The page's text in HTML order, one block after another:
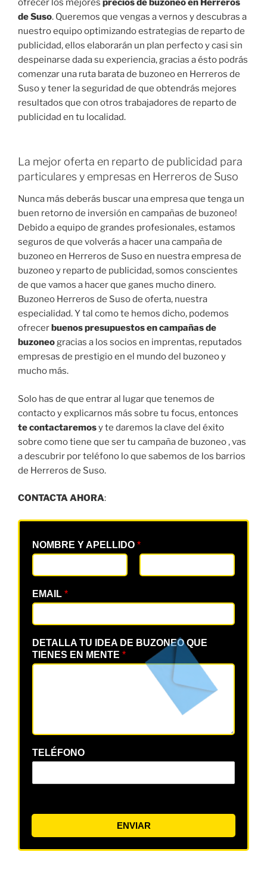
ofrecer los mejores precios de buzoneo en Herreros
de Suso. Queremos que vengas a vernos y descubras a
nuestro equipo optimizando estrategias de reparto de
publicidad, ellos elaborarán un plan perfecto y casi sin
despeinarse dada su experiencia, gracias a ésto podrás
comenzar una ruta barata de buzoneo en Herreros de
Suso y tener la seguridad de que obtendrás mejores
resultados que con otros trabajadores de reparto de
publicidad en tu localidad.
La mejor oferta en reparto de publicidad para
particulares y empresas en Herreros de Suso
Nunca más deberás buscar una empresa que tenga un
buen retorno de inversión en campañas de buzoneo!
Debido a equipo de grandes profesionales, estamos
seguros de que volverás a hacer una campaña de
buzoneo en Herreros de Suso en nuestra empresa de
buzoneo y reparto de publicidad, somos conscientes
de que vamos a hacer que ganes mucho dinero.
Buzoneo Herreros de Suso de oferta, nuestra
especialidad. Y tal como te hemos dicho, podemos
ofrecerbuenos presupuestos en campañas de
buzoneogracias a los socios en imprentas, reputados
empresas de prestigio en el mundo del buzoneo y
mucho más.
Solo has de que entrar al lugar que tenemos de
contacto y explicarnos más sobre tu focus, entonces
te contactaremosy te daremos la clave del éxito
sobre como tiene que ser tu campaña de buzoneo , vas
a descubrir por teléfono lo que sabemos de los barrios
de Herreros de Suso.
CONTACTA AHORA:
NOMBRE Y APELLIDO *
EMAIL *
DETALLA TU IDEA DE BUZONEO QUE
TIENES EN MENTE *
TELÉFONO
ENVIAR